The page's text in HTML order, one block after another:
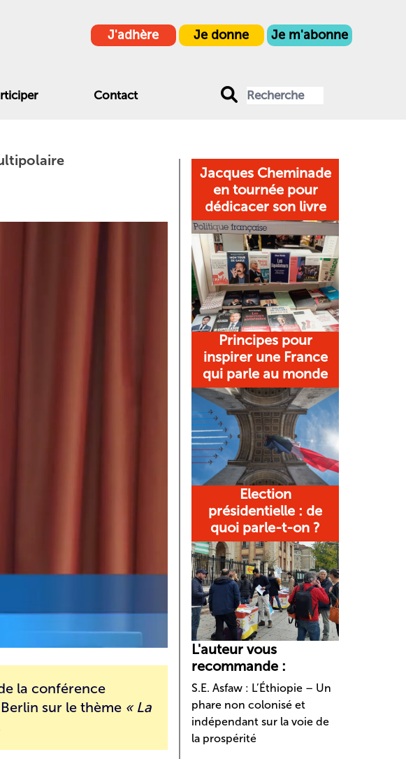
J'adhère Je donne Je m'abonne
Contact
la conférence
sur le thème « La
Jacques Cheminade
en tournée pour
dédicacer son livre
Principes pour
inspirer une France
qui parle au monde
Election
présidentielle : de
quoi parle-t-on ?
L'auteur vous
recommande :
S.E. Asfaw : L’Éthiopie – Un
phare non colonisé et
indépendant sur la voie de
la prospérité